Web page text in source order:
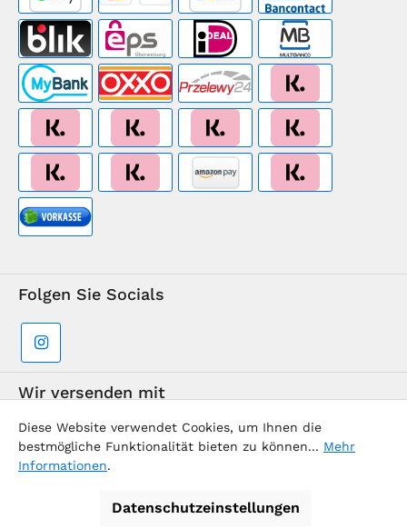
Folgen Sie Socials
Wir versenden mit
Diese Website verwendet Cookies, um Ihnen die
bestmögliche Funktionalität bieten zu können... Mehr
Informationen.
Datenschutzeinstellungen